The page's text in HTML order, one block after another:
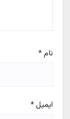
نام*
ایمیل*